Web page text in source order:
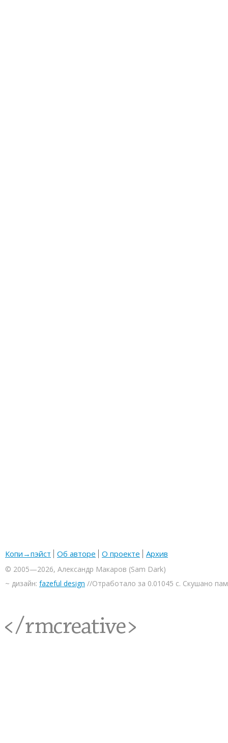
Копи→пэйст Об авторе О проекте Архив
© 2005—2026, Александр Макаров (Sam Dark)
~ дизайн: fazeful design //Отработало за 0.01045 с. Скушано
<rmcreative/>